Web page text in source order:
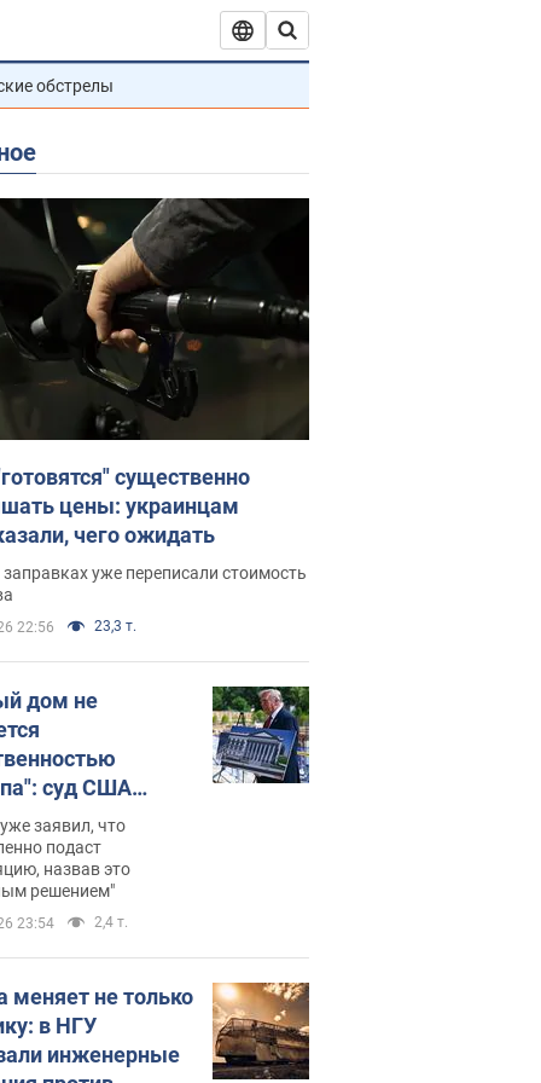
обстрелы
существенно
цены: украинцам
чего ожидать
уже переписали стоимость
22:56 23,3 т.
дом не
суд США
зала
400 млн
заявил, что
подаст
назвав это
решением"
23:54 2,4 т.
меняет не только
в НГУ
инженерные